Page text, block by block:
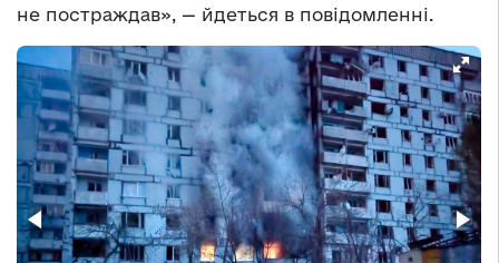
не постраждав», — йдеться в повідомленні.